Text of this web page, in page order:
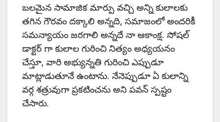
బలమైన సామాజిక మార్పు వచ్చి అన్ని కులాలకు
తగిన గౌరవం దక్కాలి అన్నది, సమాజంలో అందరికీ
సమన్యాయం జరగాలి అన్నదే నా ఆకాంక్ష. సోషల్
డాక్టర్ గా కులాల గురించి నిత్యం అధ్యయనం
చేస్తూ, వారి అభ్యున్నతి గురించి ఎప్పుడూ
మాట్లాడుతూనే ఉంటాను. నేనెప్పుడూ ఏ కులాన్ని
వర్గ శత్రువుగా ప్రకటించను అని పవన్ స్పష్టం
చేసారు.